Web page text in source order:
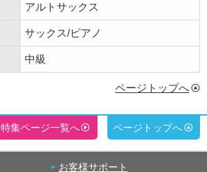
アルトサックス
サックス/ピアノ
中級
ページトップへ
特集ページ一覧へ ページトップへ
お客様サポート